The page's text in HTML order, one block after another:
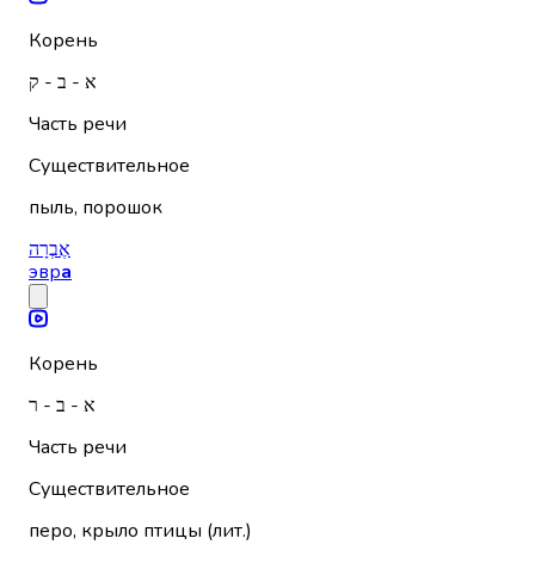
Корень
א - ב - ק
Часть речи
Существительное
пыль, порошок
אֶבְרָה
эвра
Корень
א - ב - ר
Часть речи
Существительное
перо, крыло птицы (лит.)